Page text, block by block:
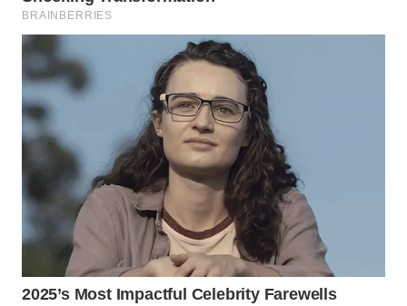
DAIRI
WN
DANAU
TOBA
WN
LANGKAT
WN
TAPANULI